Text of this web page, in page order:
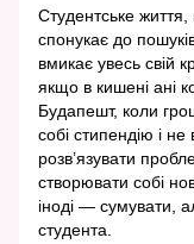
Студентське
спонукає до
вмикає увесь свій
якщо в кишені ані
Будапешт, коли
собі стипендію і не
розв’язувати
створювати собі
іноді — сумувати,
студента.